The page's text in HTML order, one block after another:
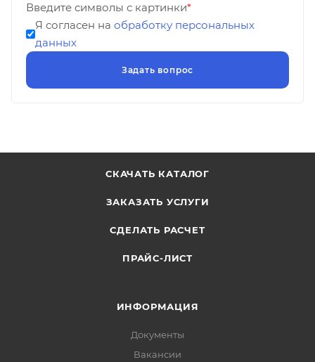
Введите символы с картинки*
Я согласен на обработку персональных
данных
СКАЧАТЬ КАТАЛОГ
ЗАКАЗАТЬ УСЛУГИ
СДЕЛАТЬ РАСЧЕТ
ПРАЙС-ЛИСТ
ИНФОРМАЦИЯ
Документы
Вакансии